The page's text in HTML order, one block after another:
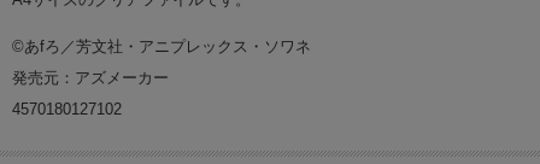
©あfろ／芳文社・アニプレックス・ソワネ
発売元：アズメーカー
4570180127102